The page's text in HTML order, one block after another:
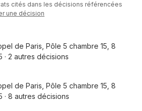
cités dans les décisions référencées
une décision
de Paris, Pôle 5 chambre 15, 8
· 2 autres décisions
de Paris, Pôle 5 chambre 15, 8
· 8 autres décisions